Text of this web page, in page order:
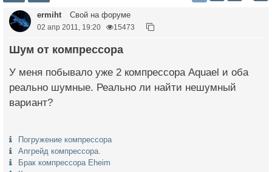
ermiht Свой на форуме
02 апр 2011, 19:20 15473
Шум от компрессора
У меня побывало уже 2 компрессора Aquael и оба
реально шумные. Реально ли найти нешумный
вариант?
Погружение компрессора
Апгрейд компрессора.
Брак компрессора Eheim